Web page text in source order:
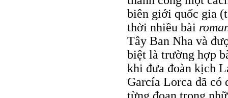
biên giới quốc gia
thời nhiều bài
Tây Ban Nha và
biệt là trường hợp
khi đưa đoàn kịch
García Lorca đã có